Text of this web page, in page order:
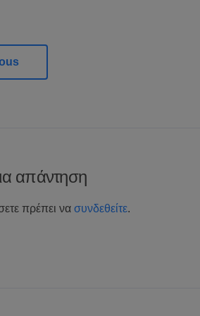
απάντηση
πρέπει να συνδεθείτε.